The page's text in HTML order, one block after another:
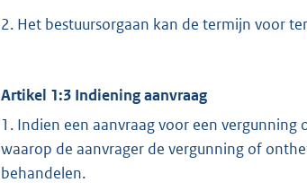
2. Het bestuursorgaan kan de termijn voor
Artikel 1:3 Indiening aanvraag
1. Indien een aanvraag voor een
waarop de aanvrager de vergunning of
behandelen.